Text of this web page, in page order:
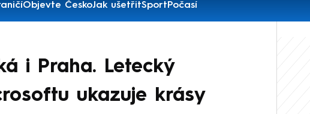
Objevte ČeskoJak ušetřitSportPočasí
i Praha. Letecký
ukazuje krásy